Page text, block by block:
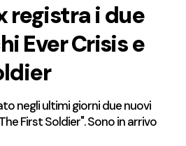
registra i due
Ever Crisis e
negli ultimi giorni due nuovi
First Soldier". Sono in arrivo